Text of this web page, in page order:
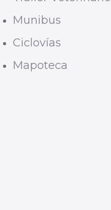
Munibus
Ciclovías
Mapoteca